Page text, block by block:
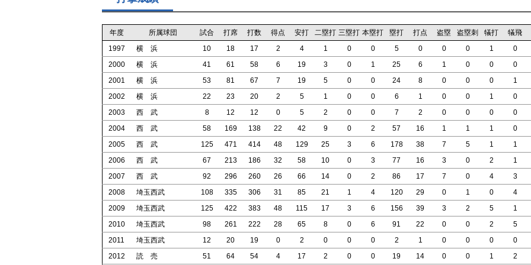
年度 所属球団 試合 打席 打数 得点 安打 二塁打 三塁打 本塁打 塁打 打点 盗塁 盗塁刺 犠打
犠飛
1997
横 浜 10 18 17 2 4 1 0 0 5 0 0 0 1
0
2000
横 浜 41 61 58 6 19 3 0 1 25 6 1 0 0
0
2001
横 浜 53 81 67 7 19 5 0 0 24 8 0 0 0
1
2002
横 浜 22 23 20 2 5 1 0 0 6 1 0 0 1
0
2003
西 武 8 12 12 0 5 2 0 0 7 2 0 0 0
0
2004
西 武 58 169 138 22 42 9 0 2 57 16 1 1 1
0
2005
西 武 125 471 414 48 129 25 3 6 178 38 7 5 1
1
2006
西 武 67 213 186 32 58 10 0 3 77 16 3 0 2
1
2007
西 武 92 296 260 26 66 14 0 2 86 17 7 0 4
3
2008
埼玉西武 108 335 306 31 85 21 1 4 120 29 0 1 0
4
2009
埼玉西武 125 422 383 48 115 17 3 6 156 39 3 2 5
1
2010
埼玉西武 98 261 222 28 65 8 0 6 91 22 0 0 2
5
2011
埼玉西武 12 20 19 0 2 0 0 0 2 1 0 0 0
0
2012
読 売 51 64 54 4 17 2 0 0 19 14 0 0 1 2